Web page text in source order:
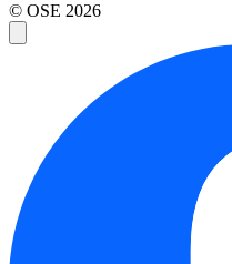
© OSE 2026